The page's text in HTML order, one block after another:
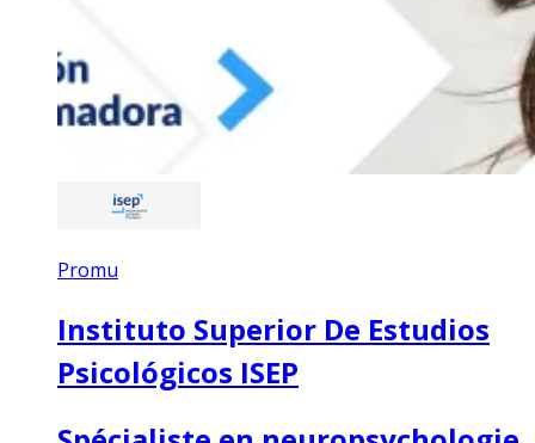
Promu
Instituto Superior De Estudios
Psicológicos ISEP